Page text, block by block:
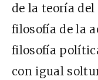
de la teoría
filosofía de la
filosofía
con igual